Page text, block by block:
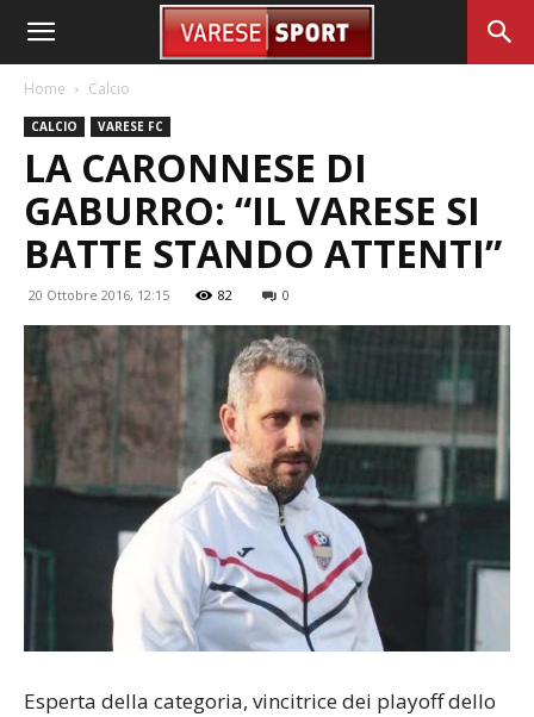
Home Calcio
CALCIO VARESE FC
LA CARONNESE DI
GABURRO: “IL VARESE SI
BATTE STANDO ATTENTI”
20 Ottobre 2016, 12:15 82 0
Esperta della categoria, vincitrice dei playoff dello